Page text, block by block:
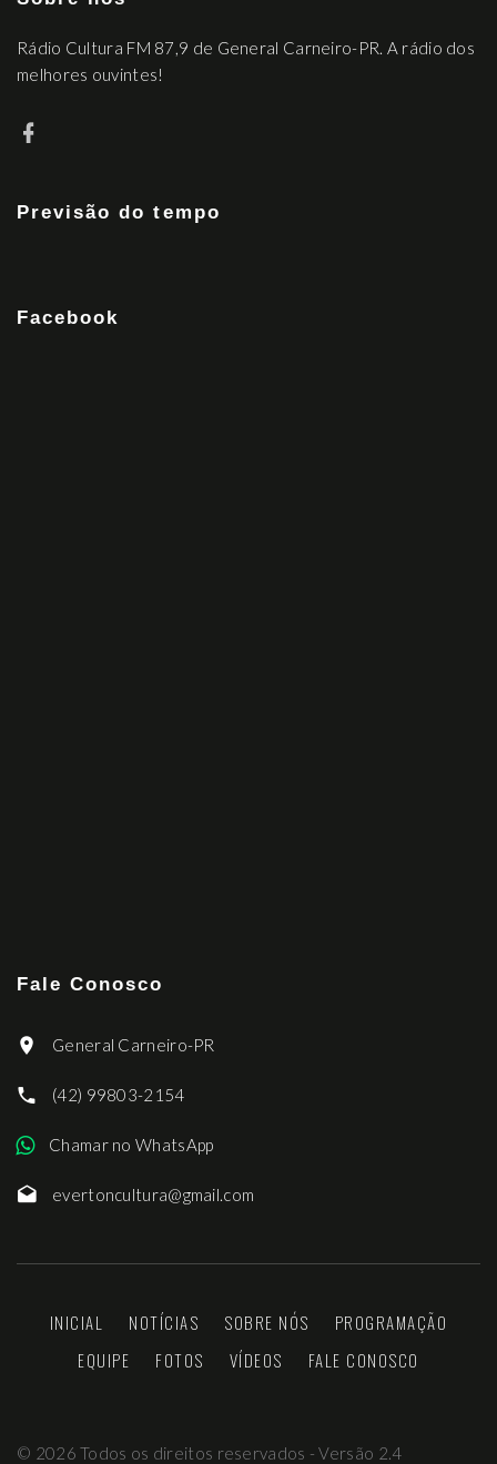
Rádio Cultura FM 87,9 de General Carneiro-PR. A rádio dos
melhores ouvintes!
Previsão do tempo
Facebook
Fale Conosco
General Carneiro-PR
(42) 99803-2154
Chamar no WhatsApp
evertoncultura@gmail.com
INICIAL NOTÍCIAS SOBRE NÓS
PROGRAMAÇÃO
EQUIPE
FOTOS VÍDEOS FALE CONOSCO
© 2026 Todos os direitos reservados - Versão 2.4